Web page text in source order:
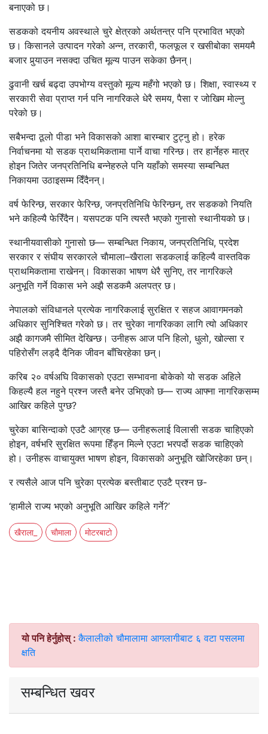
बनाएको छ।
सडकको दयनीय अवस्थाले चुरे क्षेत्रको अर्थतन्त्र पनि प्रभावित भएको
छ। किसानले उत्पादन गरेको अन्न, तरकारी, फलफूल र खसीबोका समयमै
बजार पुर्‍याउन नसक्दा उचित मूल्य पाउन सकेका छैनन्।
ढुवानी खर्च बढ्दा उपभोग्य वस्तुको मूल्य महँगो भएको छ। शिक्षा, स्वास्थ्य र
सरकारी सेवा प्राप्त गर्न पनि नागरिकले धेरै समय, पैसा र जोखिम माेल्नु
परेको छ।
सबैभन्दा ठूलो पीडा भने विकासको आशा बारम्बार टुट्नु हो। हरेक
निर्वाचनमा यो सडक प्राथमिकतामा पार्ने वाचा गरिन्छ। तर हार्नेहरु मात्र
होइन जितेर जनप्रतिनिधि बन्नेहरुले पनि यहाँकाे समस्या सम्बन्धित
निकायमा उठाइसम्म दिँदैनन्।
वर्ष फेरिन्छ, सरकार फेरिन्छ, जनप्रतिनिधि फेरिन्छन्, तर सडकको नियति
भने कहिल्यै फेरिँदैन। यसपटक पनि त्यस्तै भएको गुनासो स्थानीयको छ।
स्थानीयवासीको गुनासो छ— सम्बन्धित निकाय, जनप्रतिनिधि, प्रदेश
सरकार र संघीय सरकारले चाैमाला–खैराला सडकलाई कहिल्यै वास्तविक
प्राथमिकतामा राखेनन्। विकासका भाषण धेरै सुनिए, तर नागरिकले
अनुभूति गर्ने विकास भने अझै सडकमै अलपत्र छ।
नेपालको संविधानले प्रत्येक नागरिकलाई सुरक्षित र सहज आवागमनको
अधिकार सुनिश्चित गरेको छ। तर चुरेका नागरिकका लागि त्यो अधिकार
अझै कागजमै सीमित देखिन्छ। उनीहरू आज पनि हिलो, धुलो, खोल्सा र
पहिरोसँग लड्दै दैनिक जीवन बाँचिरहेका छन्।
करिब २० वर्षअघि विकासको एउटा सम्भावना बोकेको यो सडक अहिले
किहल्यै हल नहुने प्रश्न जस्तै बनेर उभिएको छ— राज्य आफ्ना नागरिकसम्म
आखिर कहिले पुग्छ?
चुरेका बासिन्दाको एउटै आग्रह छ— उनीहरूलाई विलासी सडक चाहिएको
होइन, वर्षभरि सुरक्षित रूपमा हिँड्न मिल्ने एउटा भरपर्दो सडक चाहिएको
हो। उनीहरू वाचायुक्त भाषण होइन, विकासको अनुभूति खोजिरहेका छन्।
र त्यसैले आज पनि चुरेका प्रत्येक बस्तीबाट एउटै प्रश्न छ-
‘हामीले राज्य भएको अनुभूति आखिर कहिले गर्ने?’
खैराला_ चाैमाला मोटरबाटाे
यो पनि हेर्नुहोस् :कैलालीको चौमालामा आगलागीबाट ६ वटा पसलमा
क्षति
सम्बन्धित खवर